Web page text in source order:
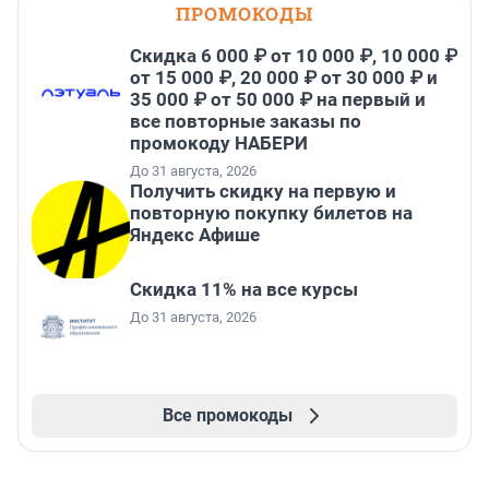
ПРОМОКОДЫ
Скидка 6 000 ₽ от 10 000 ₽, 10 000 ₽
от 15 000 ₽, 20 000 ₽ от 30 000 ₽ и
35 000 ₽ от 50 000 ₽ на первый и
все повторные заказы по
промокоду НАБЕРИ
До 31 августа, 2026
Получить скидку на первую и
повторную покупку билетов на
Яндекс Афише
Скидка 11% на все курсы
До 31 августа, 2026
Все промокоды